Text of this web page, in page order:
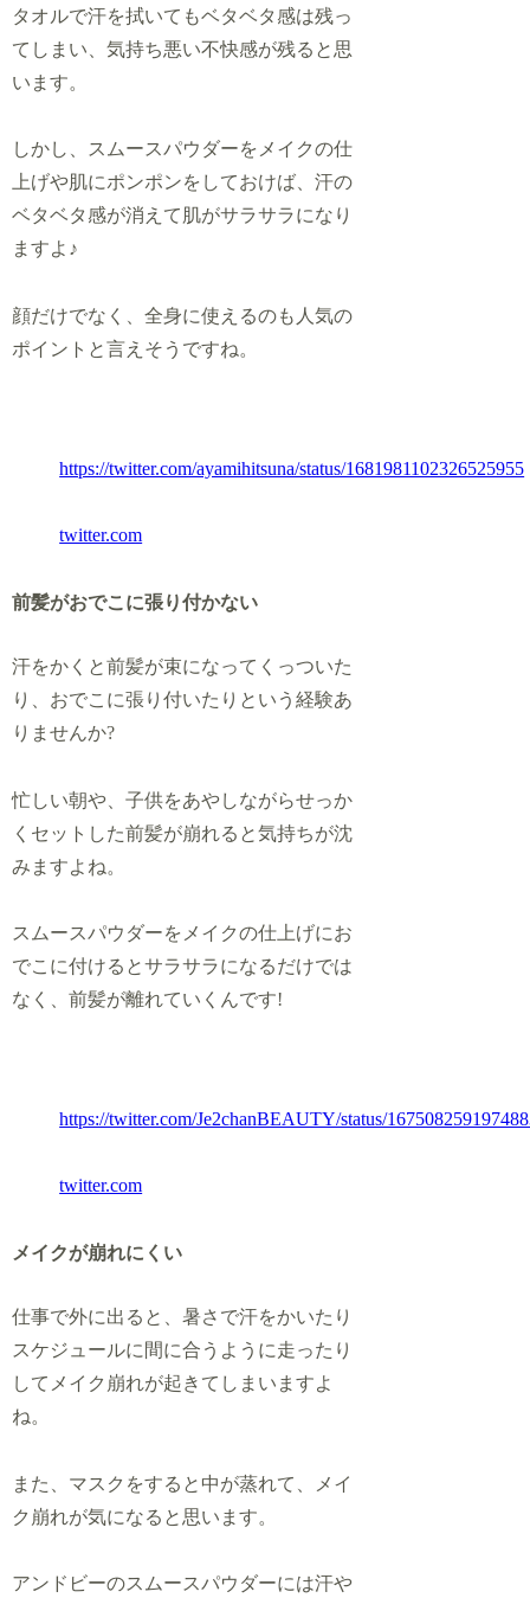
タオルで汗を拭いてもベタベタ感は残っ
てしまい、気持ち悪い不快感が残ると思
います。
しかし、スムースパウダーをメイクの仕
上げや肌にポンポンをしておけば、汗の
ベタベタ感が消えて肌がサラサラになり
ますよ♪
顔だけでなく、全身に使えるのも人気の
ポイントと言えそうですね。
https://twitter.com/ayamihitsuna/status/1681981102326525955
twitter.com
前髪がおでこに張り付かない
汗をかくと前髪が束になってくっついた
り、おでこに張り付いたりという経験あ
りませんか?
忙しい朝や、子供をあやしながらせっか
くセットした前髪が崩れると気持ちが沈
みますよね。
スムースパウダーをメイクの仕上げにお
でこに付けるとサラサラになるだけでは
なく、前髪が離れていくんです!
https://twitter.com/Je2chanBEAUTY/status/
twitter.com
メイクが崩れにくい
仕事で外に出ると、暑さで汗をかいたり
スケジュールに間に合うように走ったり
してメイク崩れが起きてしまいますよ
ね。
また、マスクをすると中が蒸れて、メイ
ク崩れが気になると思います。
アンドビーのスムースパウダーには汗や